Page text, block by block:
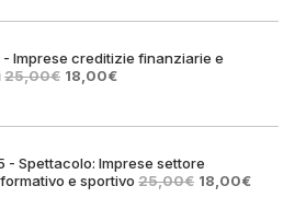
- Imprese creditizie finanziarie e
25,00€ Il
era:
18,00€Il
è:
- Spettacolo: Imprese settore
e sportivo 25,00€ Il18,00€Il